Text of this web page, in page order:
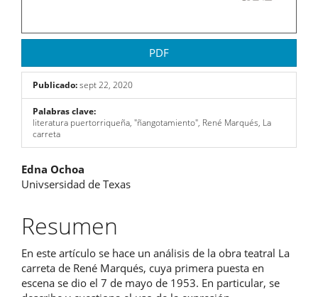
PDF
Publicado:sept 22, 2020
Palabras clave:
literatura puertorriqueña, "ñangotamiento", René Marqués, La
carreta
Contenido
principal
del
artículo
Edna Ochoa
Univsersidad de Texas
Resumen
En este artículo se hace un análisis de la obra teatral La
carreta de René Marqués, cuya primera puesta en
escena se dio el 7 de mayo de 1953. En particular, se